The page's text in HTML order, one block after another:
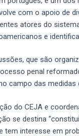
com o apoio de
atores do
e
que são
penal
campo das medidas
do CEJA e
se destina
tem interesse em